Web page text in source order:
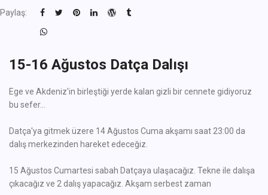
Paylaş:
15-16 Ağustos Datça Dalışı
Ege ve Akdeniz'in birleştiği yerde kalan gizli bir cennete gidiyoruz
bu sefer...
Datça'ya gitmek üzere 14 Ağustos Cuma akşamı saat 23:00 da
dalış merkezinden hareket edeceğiz.
15 Ağustos Cumartesi sabah Datçaya ulaşacağız. Tekne ile dalışa
çıkacağız ve 2 dalış yapacağız. Akşam serbest zaman